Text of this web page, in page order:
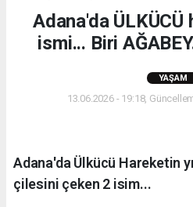
Adana'da
ismi... Biri
YAŞAM
13.06.2026 - 19:18,
Adana'da Ülkücü Hareketin
çilesini çeken 2 isim...